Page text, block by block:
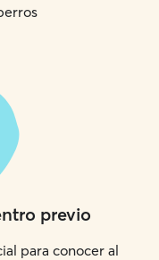
previo
para conocer al